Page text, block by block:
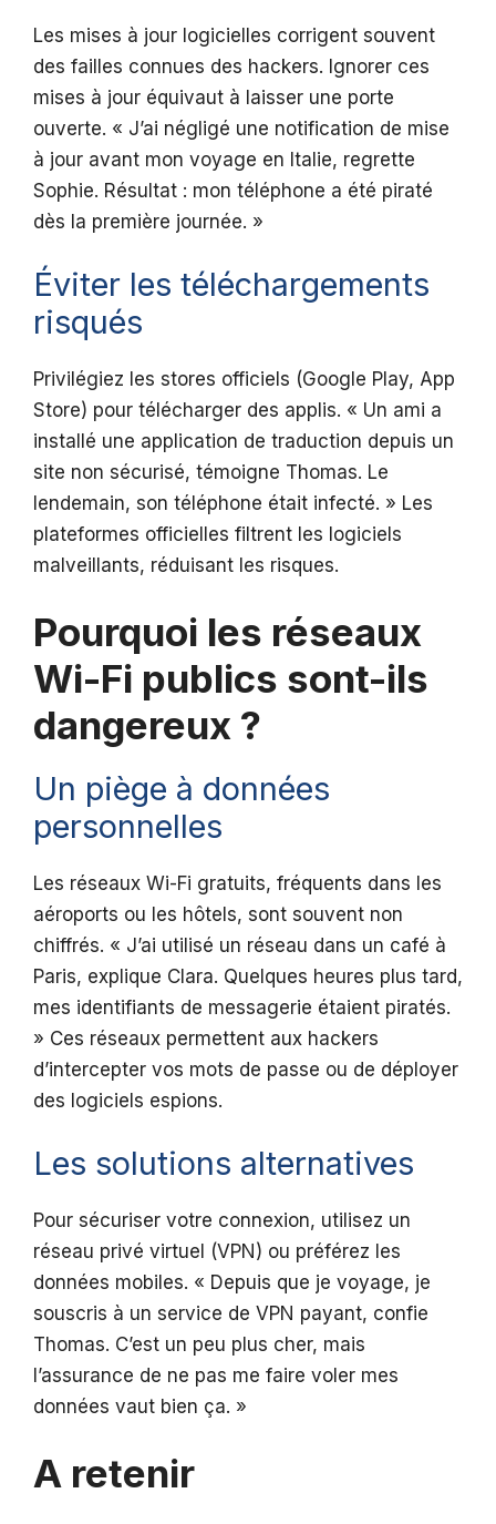
Les mises à jour logicielles corrigent souvent
des failles connues des hackers. Ignorer ces
mises à jour équivaut à laisser une porte
ouverte. « J’ai négligé une notification de mise
à jour avant mon voyage en Italie, regrette
Sophie. Résultat : mon téléphone a été piraté
dès la première journée. »
Éviter les téléchargements
risqués
Privilégiez les stores officiels (Google Play, App
Store) pour télécharger des applis. « Un ami a
installé une application de traduction depuis un
site non sécurisé, témoigne Thomas. Le
lendemain, son téléphone était infecté. » Les
plateformes officielles filtrent les logiciels
malveillants, réduisant les risques.
Pourquoi les réseaux
Wi-Fi publics sont-ils
dangereux ?
Un piège à données
personnelles
Les réseaux Wi-Fi gratuits, fréquents dans les
aéroports ou les hôtels, sont souvent non
chiffrés. « J’ai utilisé un réseau dans un café à
Paris, explique Clara. Quelques heures plus tard,
mes identifiants de messagerie étaient piratés.
» Ces réseaux permettent aux hackers
d’intercepter vos mots de passe ou de déployer
des logiciels espions.
Les solutions alternatives
Pour sécuriser votre connexion, utilisez un
réseau privé virtuel (VPN) ou préférez les
données mobiles. « Depuis que je voyage, je
souscris à un service de VPN payant, confie
Thomas. C’est un peu plus cher, mais
l’assurance de ne pas me faire voler mes
données vaut bien ça. »
A retenir